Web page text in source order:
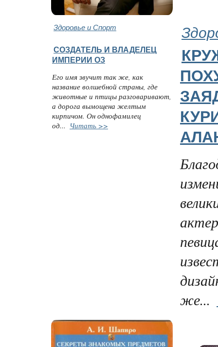
Здоровье и Спорт
СОЗДАТЕЛЬ И ВЛАДЕЛЕЦ
ИМПЕРИИ ОЗ
Его имя звучит так же, как
название волшебной страны, где
животные и птицы разговаривают,
а дорога вымощена желтым
кирпичом. Он однофамилец
од... Читать >>
же...